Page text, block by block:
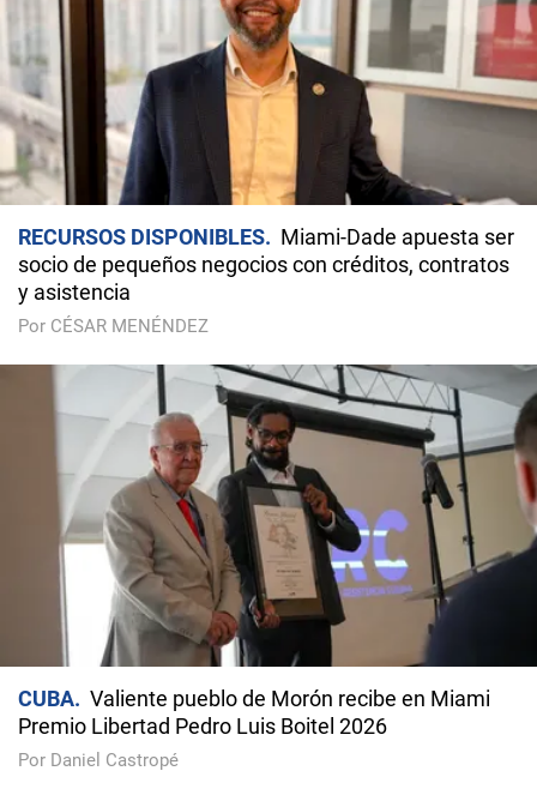
RECURSOS DISPONIBLES
Miami-Dade apuesta ser
socio de pequeños negocios con créditos, contratos
y asistencia
Por CÉSAR MENÉNDEZ
CUBA
Valiente pueblo de Morón recibe en Miami
Premio Libertad Pedro Luis Boitel 2026
Por Daniel Castropé